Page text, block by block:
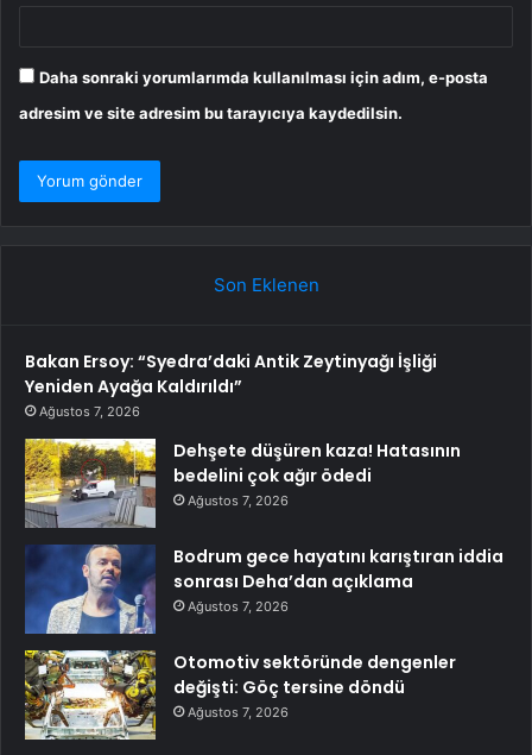
Daha sonraki yorumlarımda kullanılması için adım, e-posta
adresim ve site adresim bu tarayıcıya kaydedilsin.
Son Eklenen
Bakan Ersoy: “Syedra’daki Antik Zeytinyağı İşliği
Yeniden Ayağa Kaldırıldı”
Ağustos 7, 2026
Dehşete düşüren kaza! Hatasının
bedelini çok ağır ödedi
Ağustos 7, 2026
Bodrum gece hayatını karıştıran iddia
sonrası Deha’dan açıklama
Ağustos 7, 2026
Otomotiv sektöründe dengenler
değişti: Göç tersine döndü
Ağustos 7, 2026